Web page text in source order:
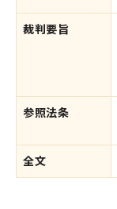
裁判要旨
参照法条
全文